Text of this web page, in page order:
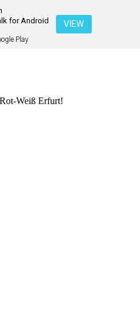
for Android
Play
VIEW
Weiß Erfurt!